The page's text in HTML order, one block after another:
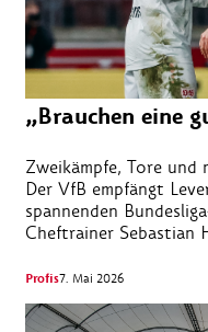
„Brauchen eine
Zweikämpfe, Tore
Der VfB empfängt
spannenden
Cheftrainer Sebastian
Profis7. Mai 2026